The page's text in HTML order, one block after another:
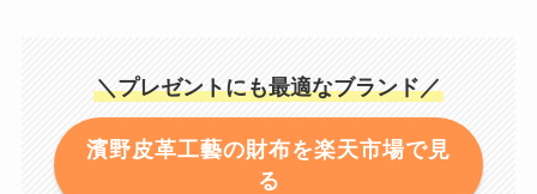
＼プレゼントにも最適なブランド／
濱野皮革工藝の財布を楽天市場で見
る